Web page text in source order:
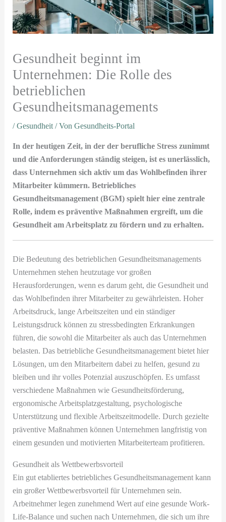
Gesundheit beginnt im
Unternehmen: Die Rolle des
betrieblichen
Gesundheitsmanagements
/Gesundheit/ VonGesundheits-Portal
In der heutigen Zeit, in der der berufliche Stress zunimmt
und die Anforderungen ständig steigen, ist es unerlässlich,
dass Unternehmen sich aktiv um das Wohlbefinden ihrer
Mitarbeiter kümmern. Betriebliches
Gesundheitsmanagement (BGM) spielt hier eine zentrale
Rolle, indem es präventive Maßnahmen ergreift, um die
Gesundheit am Arbeitsplatz zu fördern und zu erhalten.
Die Bedeutung des betrieblichen Gesundheitsmanagements
Unternehmen stehen heutzutage vor großen
Herausforderungen, wenn es darum geht, die Gesundheit und
das Wohlbefinden ihrer Mitarbeiter zu gewährleisten. Hoher
Arbeitsdruck, lange Arbeitszeiten und ein ständiger
Leistungsdruck können zu stressbedingten Erkrankungen
führen, die sowohl die Mitarbeiter als auch das Unternehmen
belasten. Das betriebliche Gesundheitsmanagement bietet hier
Lösungen, um den Mitarbeitern dabei zu helfen, gesund zu
bleiben und ihr volles Potenzial auszuschöpfen. Es umfasst
verschiedene Maßnahmen wie Gesundheitsförderung,
ergonomische Arbeitsplatzgestaltung, psychologische
Unterstützung und flexible Arbeitszeitmodelle. Durch gezielte
präventive Maßnahmen können Unternehmen langfristig von
einem gesunden und motivierten Mitarbeiterteam profitieren.
Gesundheit als Wettbewerbsvorteil
Ein gut etabliertes betriebliches Gesundheitsmanagement kann
ein großer Wettbewerbsvorteil für Unternehmen sein.
Arbeitnehmer legen zunehmend Wert auf eine gesunde Work-
Life-Balance und suchen nach Unternehmen, die sich um ihre